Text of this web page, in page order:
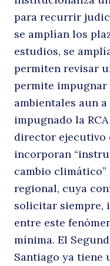
para recurrir
se amplían los
estudios, se
permiten revisar
permite
ambientales aun
impugnado la
director ejecutivo
incorporan
cambio
regional, cuya
solicitar siempre,
entre este
mínima. El
Santiago ya tiene